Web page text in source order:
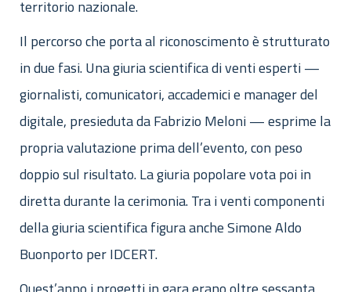
territorio nazionale.
Il percorso che porta al riconoscimento è strutturato
in due fasi. Una giuria scientifica di venti esperti —
giornalisti, comunicatori, accademici e manager del
digitale, presieduta da Fabrizio Meloni — esprime la
propria valutazione prima dell’evento, con peso
doppio sul risultato. La giuria popolare vota poi in
diretta durante la cerimonia. Tra i venti componenti
della giuria scientifica figura anche Simone Aldo
Buonporto per IDCERT.